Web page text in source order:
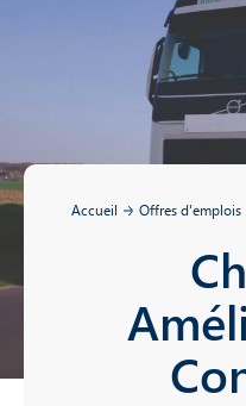
Accueil Offres d'emplois